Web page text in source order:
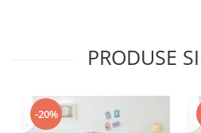
PRODUSE
-20%